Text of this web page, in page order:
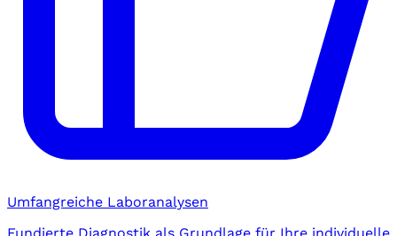
Umfangreiche Laboranalysen